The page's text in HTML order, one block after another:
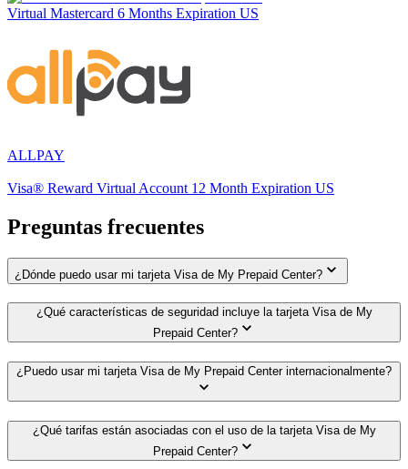
Virtual Mastercard 6 Months Expiration US
ALLPAY
Visa® Reward Virtual Account 12 Month Expiration US
Preguntas frecuentes
¿Dónde puedo usar mi tarjeta Visa de My Prepaid Center?
¿Qué características de seguridad incluye la tarjeta Visa de My
Prepaid Center?
¿Puedo usar mi tarjeta Visa de My Prepaid Center internacionalmente?
¿Qué tarifas están asociadas con el uso de la tarjeta Visa de My
Prepaid Center?